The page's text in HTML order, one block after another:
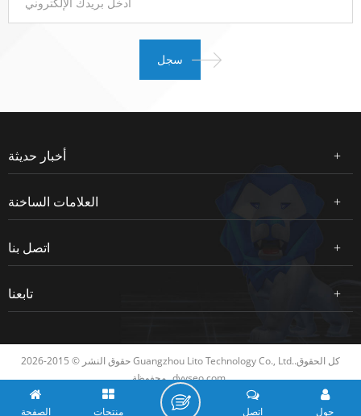
أخبار حديثة
العلامات الساخنة
اتصل بنا
تابعنا
حقوق النشر © 2015-2026 Guangzhou Lito Technology Co., Ltd..كل الحقوق
محفوظة. dyyseo.com
الصفحة منتجات حول اتصل